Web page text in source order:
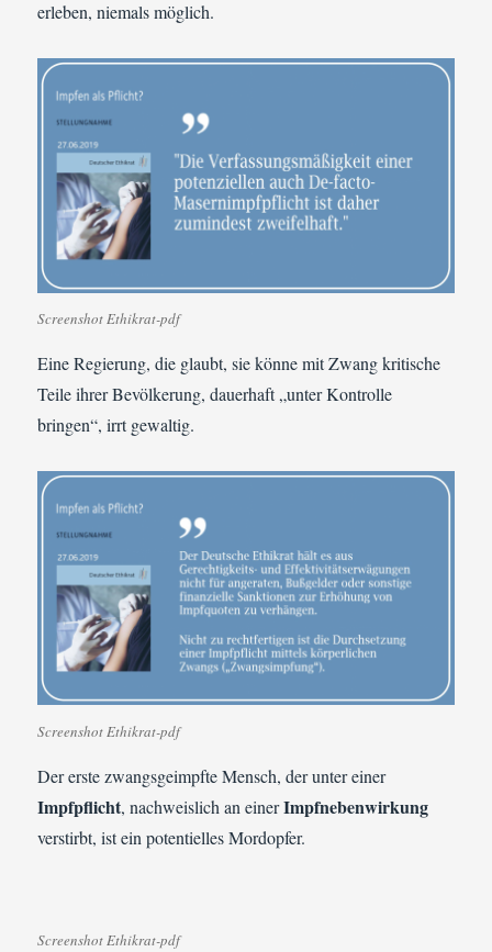
erleben, niemals möglich.
Screenshot Ethikrat-pdf
Eine Regierung, die glaubt, sie könne mit Zwang kritische
Teile ihrer Bevölkerung, dauerhaft „unter Kontrolle
bringen“, irrt gewaltig.
Screenshot Ethikrat-pdf
Der erste zwangsgeimpfte Mensch, der unter einer
Impfpflicht, nachweislich an einerImpfnebenwirkung
verstirbt, ist ein potentielles Mordopfer.
Screenshot Ethikrat-pdf